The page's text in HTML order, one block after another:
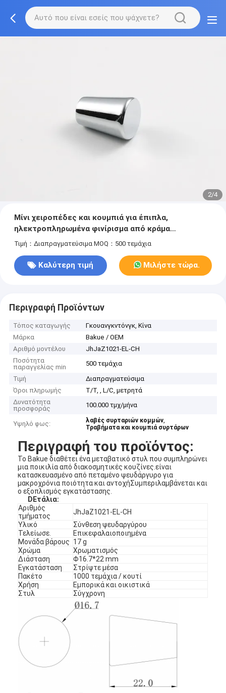
2/4
Μίνι χειροπέδες και κουμπιά για έπιπλα,
ηλεκτροπληρωμένα φινίρισμα από κράμα
ψευδαργύρου, κουμπιά πόρτας ντουλάπι για
Τιμή：Διαπραγματεύσιμα MOQ：500 τεμάχια
Καλύτερη τιμή Μιλήστε τώρα.
Περιγραφή Προϊόντων
Τόπος καταγωγής
Γκουανγκντόνγκ, Κίνα
Μάρκα
Bakue / OEM
Αριθμό μοντέλου
JhJaZ1021-EL-CH
Ποσότητα
παραγγελίας min
500 τεμάχια
Τιμή
Διαπραγματεύσιμα
Όροι πληρωμής
T/T, , L/C, μετρητά
Δυνατότητα
προσφοράς
100.000 τμχ/μήνα
Υψηλό φως: λαβές συρταριών κομμών,
Τραβήματα και κουμπιά συρτάρων
Περιγραφή του προϊόντος:
Το Bakue διαθέτει ένα μεταβατικό στυλ που συμπληρώνει
μια ποικιλία από διακοσμητικές κουζίνες.είναι
κατασκευασμένο από πεταμένο ψευδάργυρο για
μακροχρόνια ποιότητα και αντοχήΣυμπεριλαμβάνεται και
ο εξοπλισμός εγκατάστασης.
D Ετάλια:
Αριθμός
τμήματος
JhJaZ1021-EL-CH
Υλικό
Σύνθεση ψευδαργύρου
Τελείωσε.
Επικεφαλαιοποιημένα
Μονάδα βάρους 17 g
Χρώμα
Χρωματισμός
Διάσταση
Φ16.7*22 mm
Εγκατάσταση
Στρίψτε μέσα
Πακέτο
1000 τεμάχια / κουτί
Χρήση
Εμπορικά και οικιστικά
Στυλ
Σύγχρονη